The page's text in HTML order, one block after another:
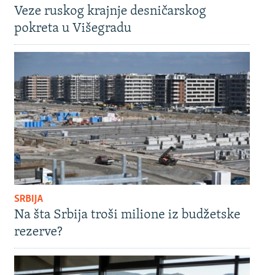
Veze ruskog krajnje desničarskog
pokreta u Višegradu
SRBIJA
Na šta Srbija troši milione iz budžetske
rezerve?